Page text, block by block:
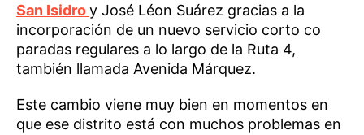
San Isidroy José Léon Suárez gracias a la
incorporación de un nuevo servicio corto co
paradas regulares a lo largo de la Ruta 4,
también llamada Avenida Márquez.
Este cambio viene muy bien en momentos en
que ese distrito está con muchos problemas en